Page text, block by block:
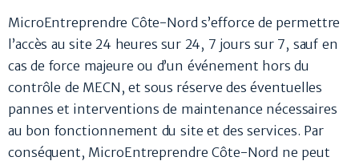
MicroEntreprendre Côte-Nord s’efforce de permettre
l’accès au site 24 heures sur 24, 7 jours sur 7, sauf en
cas de force majeure ou d’un événement hors du
contrôle de MECN, et sous réserve des éventuelles
pannes et interventions de maintenance nécessaires
au bon fonctionnement du site et des services. Par
conséquent, MicroEntreprendre Côte-Nord ne peut